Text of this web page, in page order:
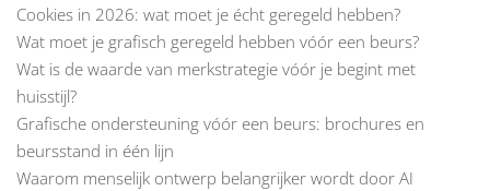
Cookies in 2026: wat moet je écht geregeld hebben?
Wat moet je grafisch geregeld hebben vóór een beurs?
Wat is de waarde van merkstrategie vóór je begint met
huisstijl?
Grafische ondersteuning vóór een beurs: brochures en
beursstand in één lijn
Waarom menselijk ontwerp belangrijker wordt door AI